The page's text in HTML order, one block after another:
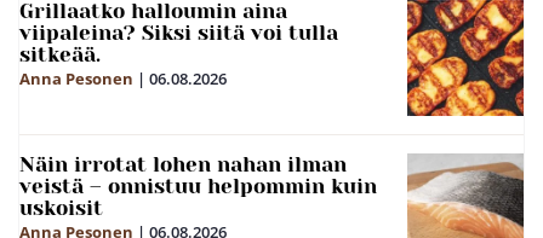
Grillaatko halloumin aina
viipaleina? Siksi siitä voi tulla
sitkeää.
Anna Pesonen | 06.08.2026
Näin irrotat lohen nahan ilman
veistä – onnistuu helpommin kuin
uskoisit
Anna Pesonen | 06.08.2026